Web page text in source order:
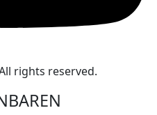
rights reserved.